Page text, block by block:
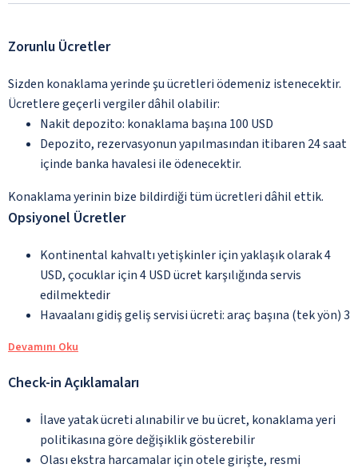
Zorunlu Ücretler
Sizden konaklama yerinde şu ücretleri ödemeniz istenecektir.
Ücretlere geçerli vergiler dâhil olabilir:
Nakit depozito: konaklama başına 100 USD
Depozito, rezervasyonun yapılmasından itibaren 24 saat
içinde banka havalesi ile ödenecektir.
Konaklama yerinin bize bildirdiği tüm ücretleri dâhil ettik.
Opsiyonel Ücretler
Kontinental kahvaltı yetişkinler için yaklaşık olarak 4
USD, çocuklar için 4 USD ücret karşılığında servis
edilmektedir
Havaalanı gidiş geliş servisi ücreti: araç başına (tek yön) 3
Devamını Oku
Check-in Açıklamaları
İlave yatak ücreti alınabilir ve bu ücret, konaklama yeri
politikasına göre değişiklik gösterebilir
Olası ekstra harcamalar için otele girişte, resmi